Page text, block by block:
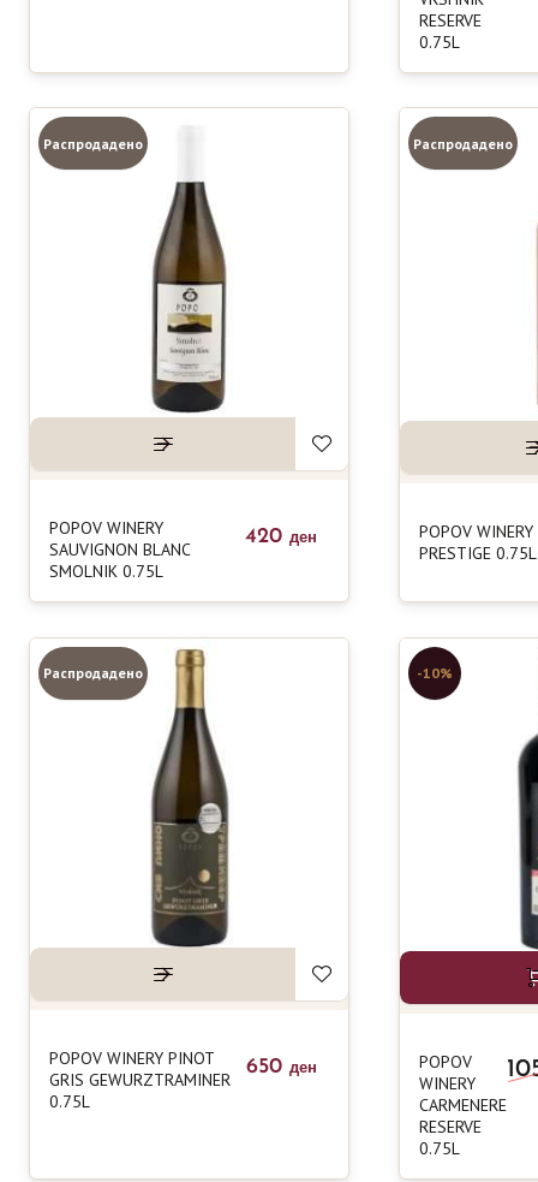
RESERVE
0.75L
Распродадено
POPOV WINERY
SAUVIGNON BLANC
SMOLNIK 0.75L
420 ден
Распродадено
POPOV WINERY
PRESTIGE 0.75L
Распродадено
POPOV WINERY PINOT
GRIS GEWURZTRAMINER
0.75L
650 ден
-10%
POPOV
WINERY
CARMENERE
RESERVE
0.75L